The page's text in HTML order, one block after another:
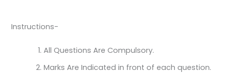
Instructions-
All Questions Are Compulsory.
Marks Are Indicated in front of each question.